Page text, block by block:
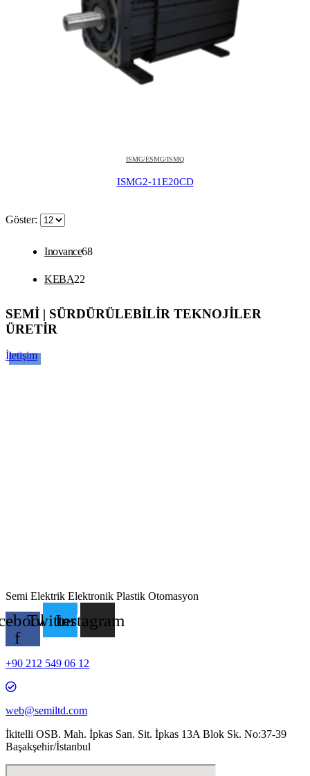
ISMG/ESMG/ISMQ
ISMG2-11E20CD
Göster:
Inovance6868
ürün
KEBA2222
ürün
SEMİ | SÜRDÜRÜLEBİLİR TEKNOJİLER
ÜRETİR
İletişim
Semi Elektrik Elektronik Plastik Otomasyon
f
TwitterInstagram
+90 212 549 06 12
web@semiltd.com
İkitelli OSB. Mah. İpkas San. Sit. İpkas 13A Blok Sk. No:37-39
Başakşehir/İstanbul